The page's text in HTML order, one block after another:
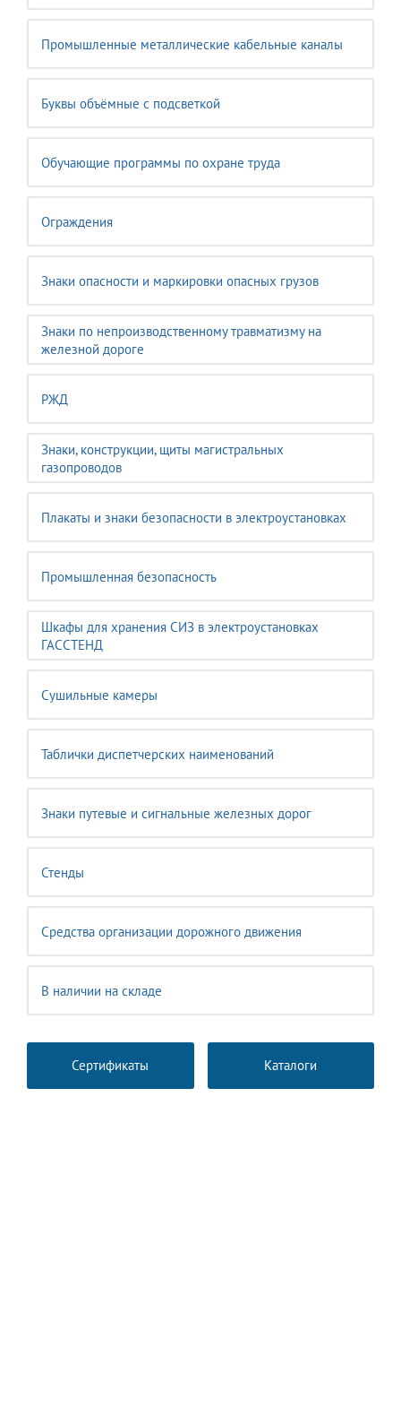
Промышленные металлические кабельные каналы
Буквы объёмные с подсветкой
Обучающие программы по охране труда
Ограждения
Знаки опасности и маркировки опасных грузов
Знаки по непроизводственному травматизму на
железной дороге
РЖД
Знаки, конструкции, щиты магистральных
газопроводов
Плакаты и знаки безопасности в электроустановках
Промышленная безопасность
Шкафы для хранения СИЗ в электроустановках
ГАССТЕНД
Сушильные камеры
Таблички диспетчерских наименований
Знаки путевые и сигнальные железных дорог
Стенды
Средства организации дорожного движения
В наличии на складе
Сертификаты Каталоги